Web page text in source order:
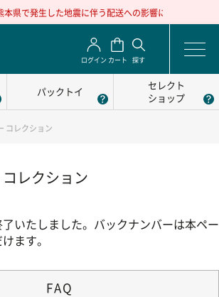
本県で発生した地震に伴う配送への影響について
ログイン カート 探す
パックトイ
セレクト
ショップ
コレクション
レクション
いたしました。バックナンバーは本ペー
ます。
FAQ